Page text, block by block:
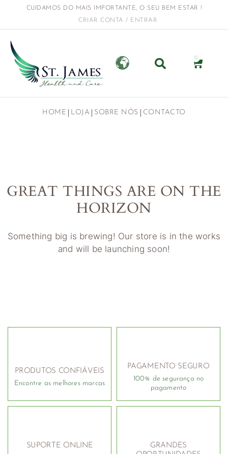
CUIDAMOS DO MAIS IMPORTANTE, O SEU BEM ESTAR !
CRIAR CONTA / ENTRAR
0
HOME LOJA SOBRE NÓS CONTACTO
GREAT THINGS ARE ON THE
HORIZON
Something big is brewing! Our store is in the works
and will be launching soon!
PRODUTOS CONFIÁVEIS
Encontre as melhores marcas
PAGAMENTO SEGURO
100% de segurança no
pagamento
SUPORTE ONLINE
GRANDES